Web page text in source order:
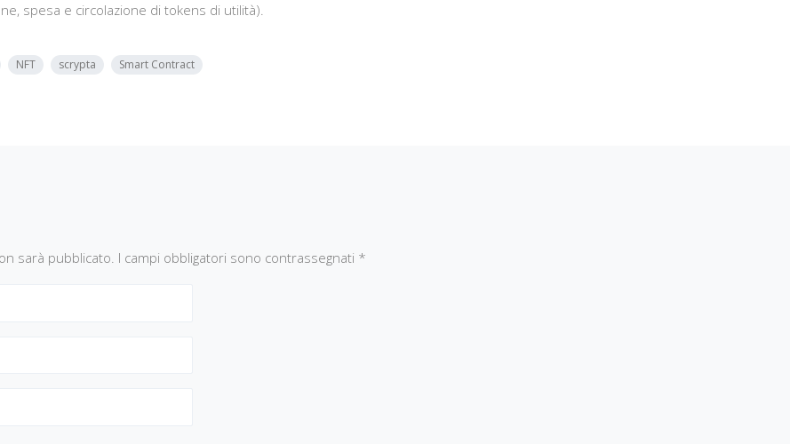
spesa e circolazione di tokens di utilità).
NFT scrypta Smart Contract
sarà pubblicato. I campi obbligatori sono contrassegnati *